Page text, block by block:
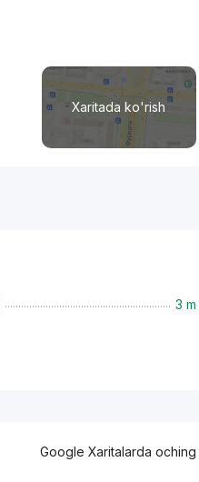
Xaritada ko'rish
3 m
Google Xaritalarda oching